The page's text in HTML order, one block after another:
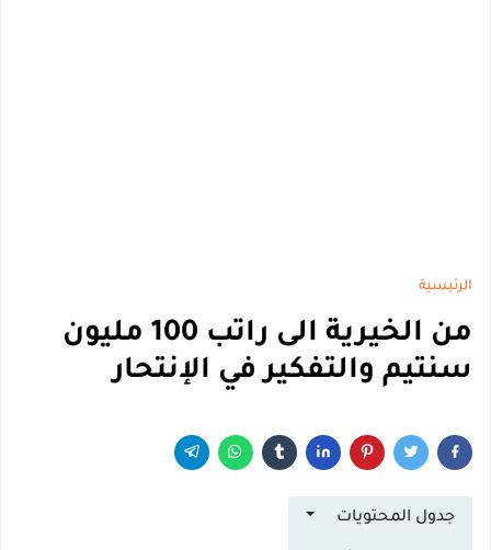
الرئيسية
من الخيرية الى راتب 100 مليون
سنتيم والتفكير في الإنتحار
جدول المحتويات